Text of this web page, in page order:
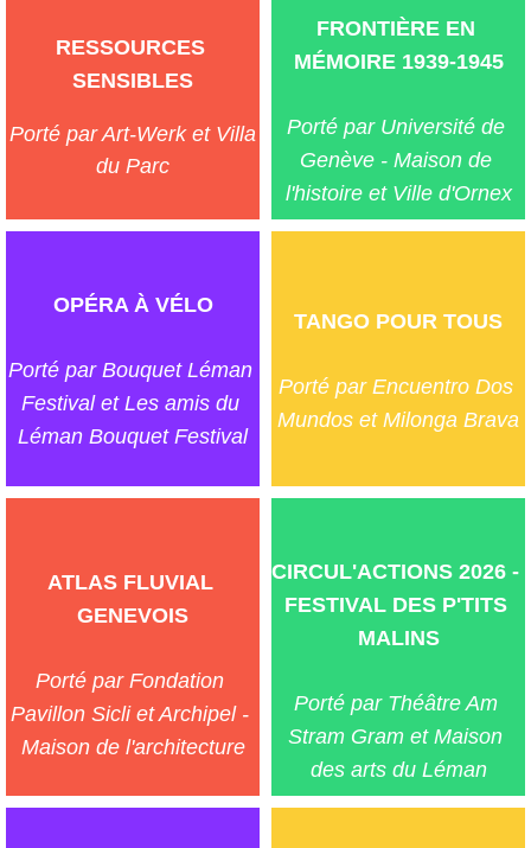
RESSOURCES
SENSIBLES
Porté par Art-Werk et Villa
du Parc
FRONTIÈRE EN
MÉMOIRE 1939-1945
Porté par Université de
Genève - Maison de
l'histoire et Ville d'Ornex
OPÉRA À VÉLO
Porté par Bouquet Léman
Festival et Les amis du
Léman Bouquet Festival
TANGO POUR TOUS
Porté par Encuentro Dos
Mundos et Milonga Brava
ATLAS FLUVIAL
GENEVOIS
Porté par Fondation
Pavillon Sicli et Archipel -
Maison de l'architecture
CIRCUL'ACTIONS 2026 -
FESTIVAL DES P'TITS
MALINS
Porté par Théâtre Am
Stram Gram et Maison
des arts du Léman